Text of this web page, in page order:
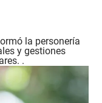
la personería
y gestiones
.